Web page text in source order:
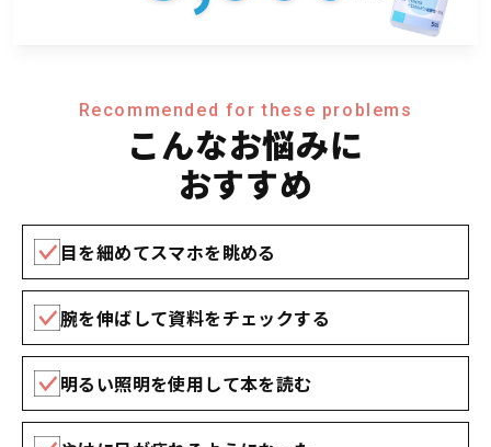
こんなお悩みに
おすすめ
Recommended for these problems
目を細めてスマホを眺める
腕を伸ばして資料をチェックする
明るい照明を使用して本を読む